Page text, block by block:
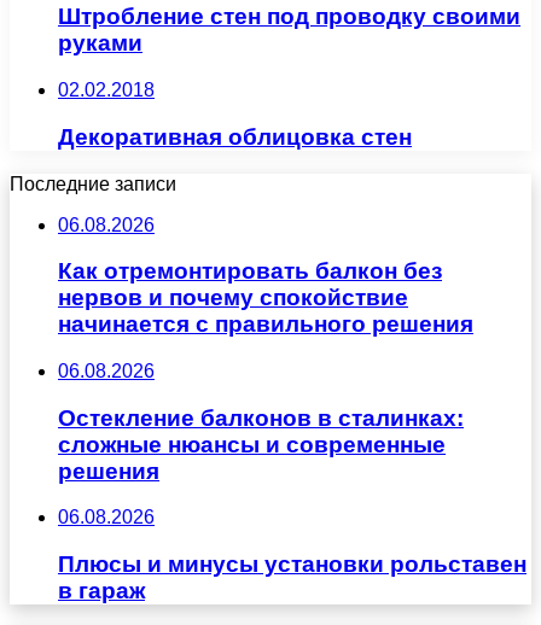
Штробление стен под проводку своими
руками
02.02.2018
Декоративная облицовка стен
Последние записи
06.08.2026
Как отремонтировать балкон без
нервов и почему спокойствие
начинается с правильного решения
06.08.2026
Остекление балконов в сталинках:
сложные нюансы и современные
решения
06.08.2026
Плюсы и минусы установки рольставен
в гараж